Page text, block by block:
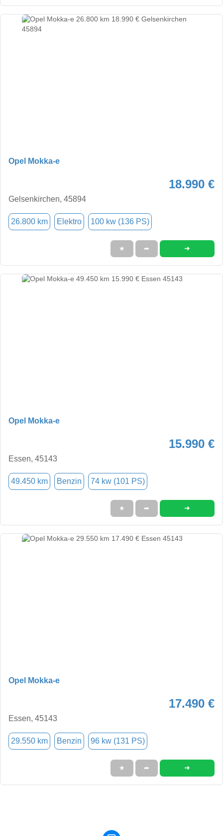
Opel Mokka-e
18.990 €
Gelsenkirchen, 45894
26.800 km Elektro 100 kw (136 PS)
★ ➦ ➜
Opel Mokka-e
15.990 €
Essen, 45143
49.450 km Benzin 74 kw (101 PS)
★ ➦ ➜
Opel Mokka-e
17.490 €
Essen, 45143
29.550 km Benzin 96 kw (131 PS)
★ ➦ ➜